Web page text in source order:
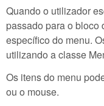
Quando o utilizador
passado para o bloco
específico do menu.
utilizando a classe
Os itens do menu
ou o mouse.